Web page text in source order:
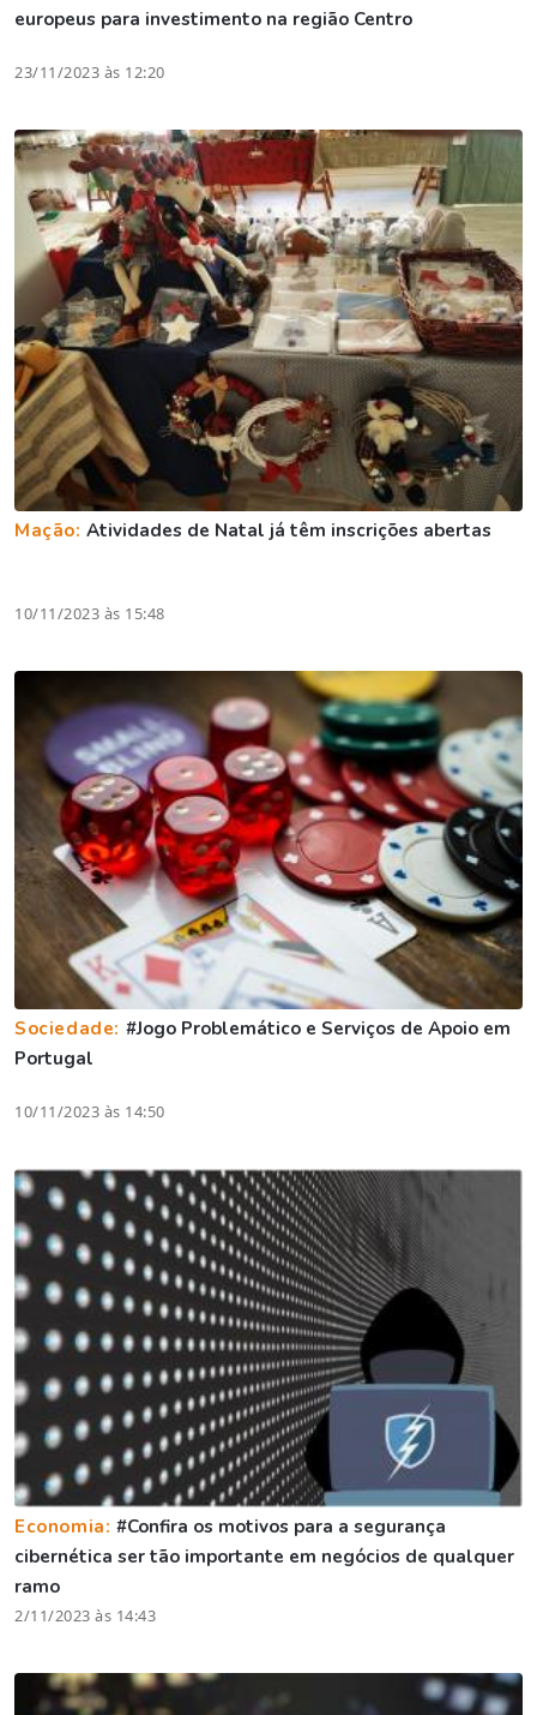
europeus para investimento na região Centro
23/11/2023 às 12:20
Mação:Atividades de Natal já têm inscrições abertas
10/11/2023 às 15:48
Sociedade: #Jogo Problemático e Serviços de Apoio em
Portugal
10/11/2023 às 14:50
Economia:#Confira os motivos para a segurança
cibernética ser tão importante em negócios de qualquer
ramo
2/11/2023 às 14:43